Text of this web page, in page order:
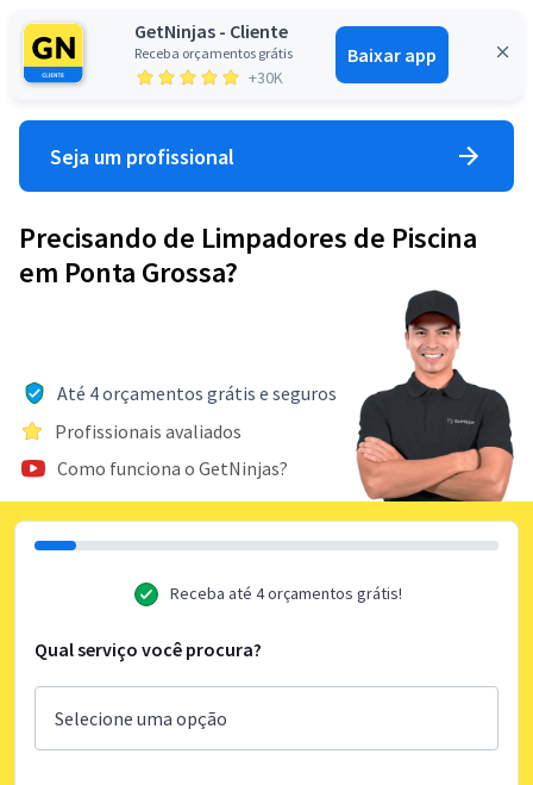
GetNinjas - Cliente
Receba orçamentos grátis
+30K
Baixar app
Entrar
Seja um profissional
Precisando de Limpadores de Piscina
em Ponta Grossa?
Até 4 orçamentos grátis e seguros
Profissionais avaliados
Como funciona o GetNinjas?
Receba até 4 orçamentos grátis!
Qual serviço você procura?